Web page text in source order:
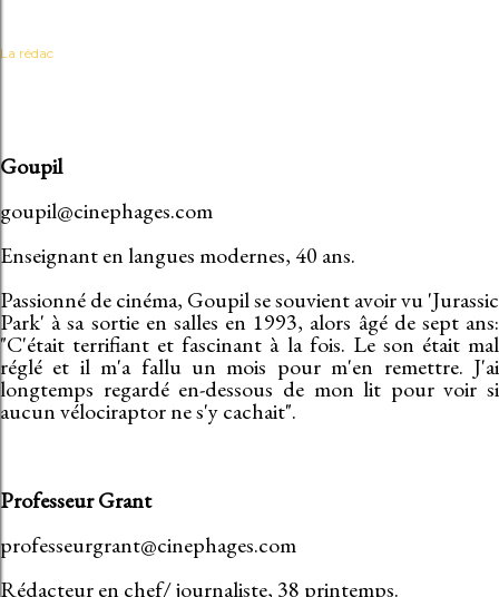
La rédac
Goupil
goupil@cinephages.com
Enseignant en langues modernes, 40 ans.
Passionné de cinéma, Goupil se souvient avoir vu 'Jurassic
Park' à sa sortie en salles en 1993, alors âgé de sept ans:
"C'était terrifiant et fascinant à la fois. Le son était mal
réglé et il m'a fallu un mois pour m'en remettre. J'ai
longtemps regardé en-dessous de mon lit pour voir si
aucun vélociraptor ne s'y cachait".
Professeur Grant
professeurgrant@cinephages.com
Rédacteur en chef/ journaliste, 38 printemps.